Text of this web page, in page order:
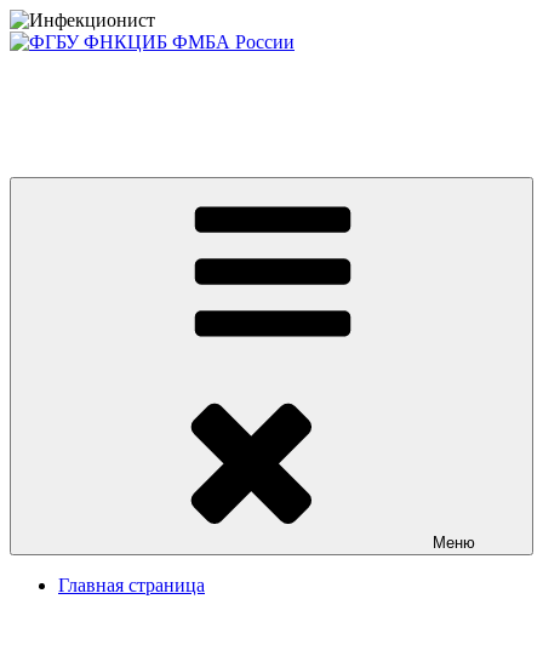
Перейти
к
Меню
Главная страница